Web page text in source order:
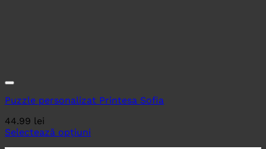
Puzzle personalizat Printesa Sofia
44.99 lei
Selectează opțiuni